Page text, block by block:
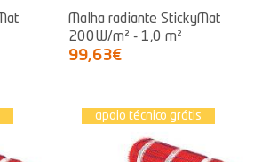
Malha radiante StickyMat
200W/m² - 1,0 m²
99,63€
apoio técnico grátis